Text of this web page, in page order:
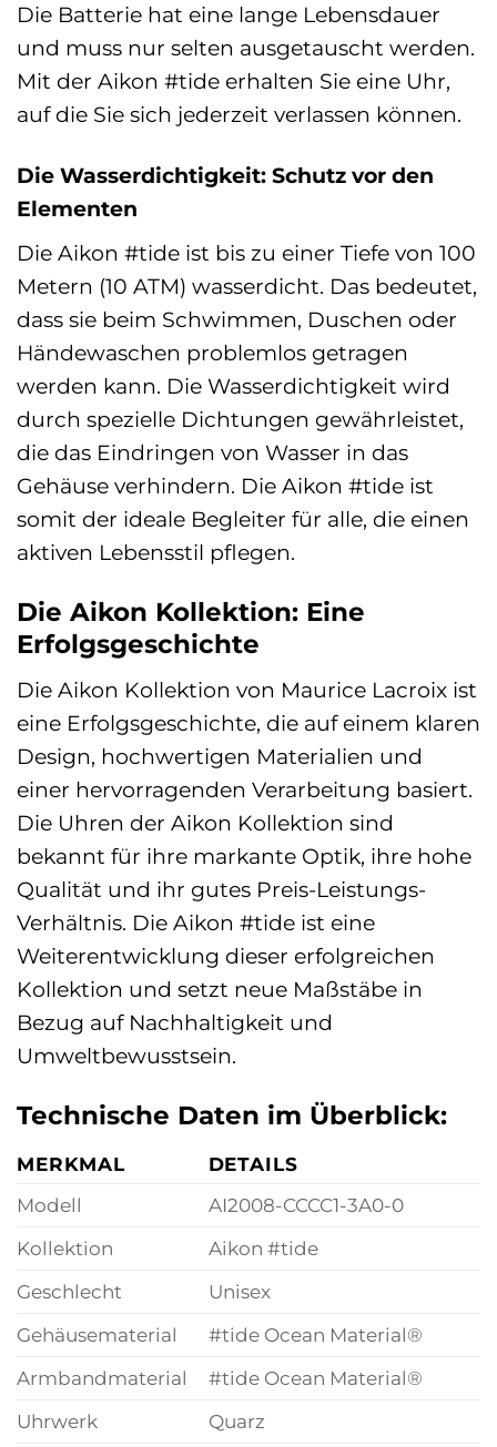
Die Batterie hat eine lange Lebensdauer
und muss nur selten ausgetauscht werden.
Mit der Aikon #tide erhalten Sie eine Uhr,
auf die Sie sich jederzeit verlassen können.
Die Wasserdichtigkeit: Schutz vor den
Elementen
Die Aikon #tide ist bis zu einer Tiefe von 100
Metern (10 ATM) wasserdicht. Das bedeutet,
dass sie beim Schwimmen, Duschen oder
Händewaschen problemlos getragen
werden kann. Die Wasserdichtigkeit wird
durch spezielle Dichtungen gewährleistet,
die das Eindringen von Wasser in das
Gehäuse verhindern. Die Aikon #tide ist
somit der ideale Begleiter für alle, die einen
aktiven Lebensstil pflegen.
Die Aikon Kollektion: Eine
Erfolgsgeschichte
Die Aikon Kollektion von Maurice Lacroix ist
eine Erfolgsgeschichte, die auf einem klaren
Design, hochwertigen Materialien und
einer hervorragenden Verarbeitung basiert.
Die Uhren der Aikon Kollektion sind
bekannt für ihre markante Optik, ihre hohe
Qualität und ihr gutes Preis-Leistungs-
Verhältnis. Die Aikon #tide ist eine
Weiterentwicklung dieser erfolgreichen
Kollektion und setzt neue Maßstäbe in
Bezug auf Nachhaltigkeit und
Umweltbewusstsein.
Technische Daten im Überblick:
MERKMAL
DETAILS
Modell
AI2008-CCCC1-3A0-0
Kollektion
Aikon #tide
Geschlecht
Unisex
Gehäusematerial
#tide Ocean Material®
Armbandmaterial
#tide Ocean Material®
Uhrwerk
Quarz